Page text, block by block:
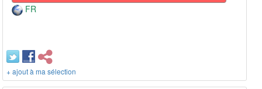
FR
+ ajout à ma sélection